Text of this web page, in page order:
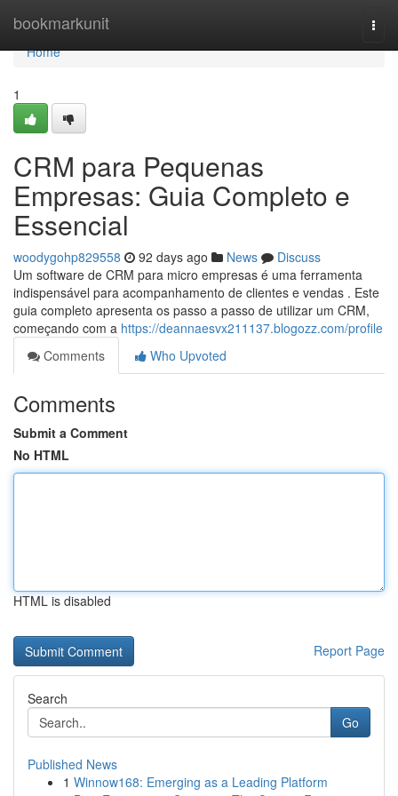
bookmarkunit
Home
Home
1
CRM para Pequenas
Empresas: Guia Completo e
Essencial
woodygohp829558 92 days ago News
Discuss
Um software de CRM para micro empresas é uma ferramenta
indispensável para acompanhamento de clientes e vendas . Este
guia completo apresenta os passo a passo de utilizar um CRM,
começando com a https://deannaesvx211137.blogozz.com/profile
Comments
Who Upvoted
Comments
Submit a Comment
No HTML
HTML is disabled
Report Page
Search
Go
Published News
1 Winnow168: Emerging as a Leading Platform